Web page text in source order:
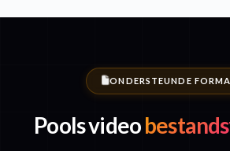
ONDERSTEUNDE
Pools video